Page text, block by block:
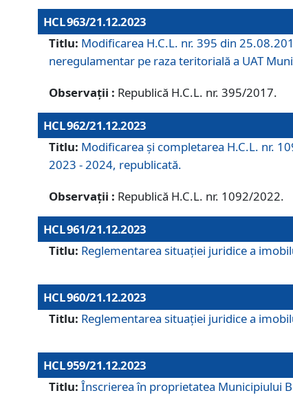
HCL 963/21.12.2023
Titlu: Modificarea H.C.L. nr. 395 din
neregulamentar pe raza teritorială a UAT
Observații : Republică H.C.L. nr. 395/2017.
HCL 962/21.12.2023
Titlu: Modificarea și completarea H.C.L. nr.
2023 - 2024, republicată.
Observații : Republică H.C.L. nr. 1092/2022.
HCL 961/21.12.2023
Titlu: Reglementarea situației juridice a
HCL 960/21.12.2023
Titlu: Reglementarea situației juridice a
HCL 959/21.12.2023
Titlu: Înscrierea în proprietatea Municipiului